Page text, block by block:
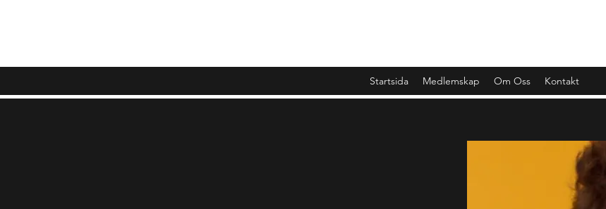
Startsida Medlemskap Om Oss Kontakt